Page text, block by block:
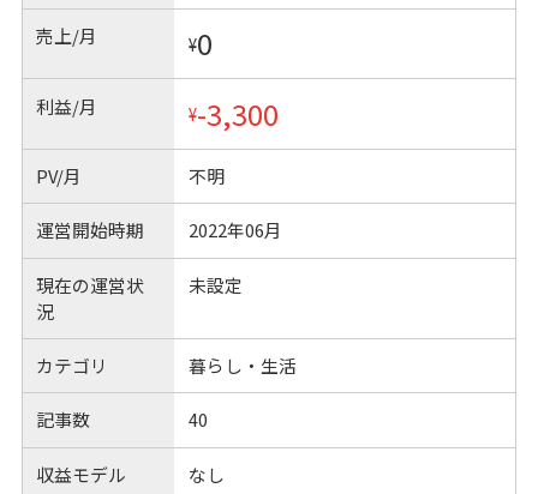
売上/月 ¥0
利益/月 ¥-3,300
PV/月 不明
運営開始時期 2022年06月
現在の運営状
況
未設定
カテゴリ 暮らし・生活
記事数 40
収益モデル なし